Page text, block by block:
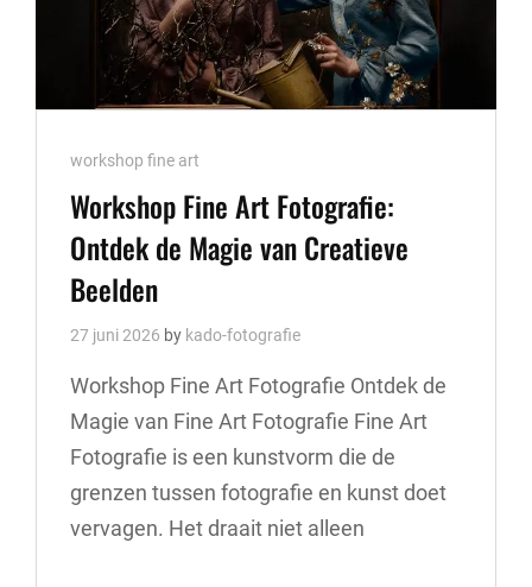
Cat
Links
workshop fine art
Workshop Fine Art Fotografie:
Ontdek de Magie van Creatieve
Beelden
27 juni 2026 by kado-fotografie
Workshop Fine Art Fotografie Ontdek de
Magie van Fine Art Fotografie Fine Art
Fotografie is een kunstvorm die de
grenzen tussen fotografie en kunst doet
vervagen. Het draait niet alleen